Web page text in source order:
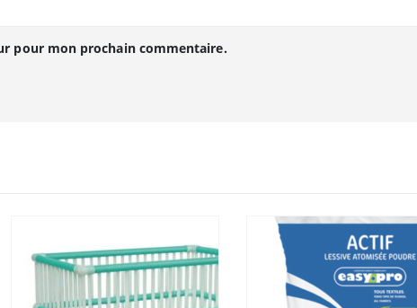
pour mon prochain commentaire.